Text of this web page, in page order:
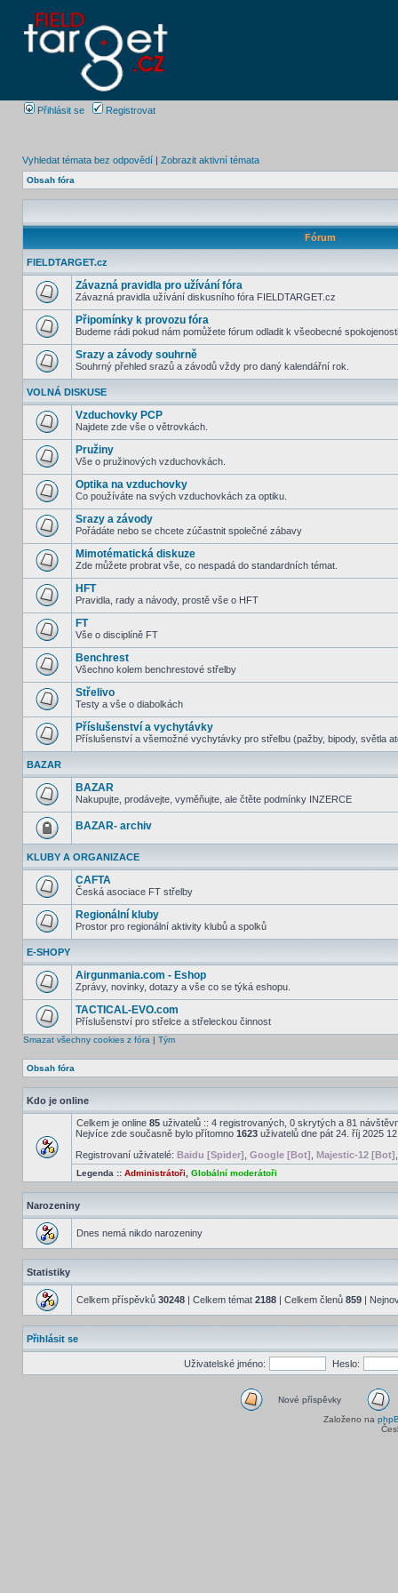
Přihlásit se Registrovat
Vyhledat témata bez odpovědí | Zobrazit aktivní témata
Obsah fóra
Fórum
FIELDTARGET.cz
Závazná pravidla pro užívání fóra
Závazná pravidla užívání diskusního fóra FIELDTARGET.cz
Připomínky k provozu fóra
Budeme rádi pokud nám pomůžete fórum odladit k všeobecné spokojenosti
Srazy a závody souhrně
Souhrný přehled srazů a závodů vždy pro daný kalendářní rok.
VOLNÁ DISKUSE
Vzduchovky PCP
Najdete zde vše o větrovkách.
Pružiny
Vše o pružinových vzduchovkách.
Optika na vzduchovky
Co používáte na svých vzduchovkách za optiku.
Srazy a závody
Pořádáte nebo se chcete zúčastnit společné zábavy
Mimotématická diskuze
Zde můžete probrat vše, co nespadá do standardních témat.
HFT
Pravidla, rady a návody, prostě vše o HFT
FT
Vše o disciplíně FT
Benchrest
Všechno kolem benchrestové střelby
Střelivo
Testy a vše o diabolkách
Příslušenství a vychytávky
Příslušenství a všemožné vychytávky pro střelbu (pažby, bipody, světla
BAZAR
BAZAR
Nakupujte, prodávejte, vyměňujte, ale čtěte podmínky INZERCE
BAZAR- archiv
KLUBY A ORGANIZACE
CAFTA
Česká asociace FT střelby
Regionální kluby
Prostor pro regionální aktivity klubů a spolků
E-SHOPY
Airgunmania.com - Eshop
Zprávy, novinky, dotazy a vše co se týká eshopu.
TACTICAL-EVO.com
Příslušenství pro střelce a střeleckou činnost
Smazat všechny cookies z fóra | Tým
Obsah fóra
Kdo je online
Celkem je online 85 uživatelů :: 4 registrovaných, 0 skrytých a 81
Nejvíce zde současně bylo přítomno 1623 uživatelů dne pát 24. říj 2025
Registrovaní uživatelé: Baidu [Spider] Google [Bot] Majestic-12 [Bot]
Legenda :: Administrátoři Globální moderátoři
Narozeniny
Dnes nemá nikdo narozeniny
Statistiky
Celkem příspěvků 30248 | Celkem témat 2188 | Celkem členů 859 |
Přihlásit se
Uživatelské jméno: Heslo:
Nové příspěvky
Založeno na